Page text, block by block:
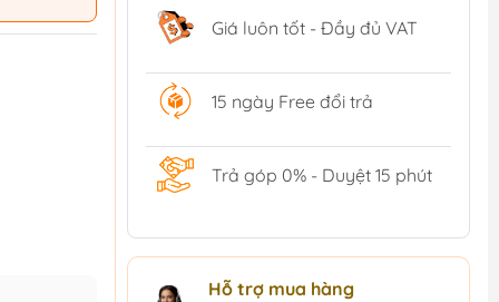
Giá luôn tốt - Đầy đủ VAT
15 ngày Free đổi trả
Trả góp 0% - Duyệt 15 phút
Hỗ trợ mua hàng